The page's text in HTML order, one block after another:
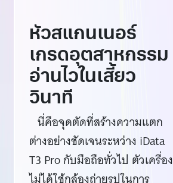
หัวสแกนเนอร์
เกรดอุตสาหกรรม
อ่านไวในเสี้ยว
วินาที
นี่คือจุดตัดที่สร้างความแตก
ต่างอย่างชัดเจนระหว่าง iData
T3 Pro กับมือถือทั่วไป ตัวเครื่อง